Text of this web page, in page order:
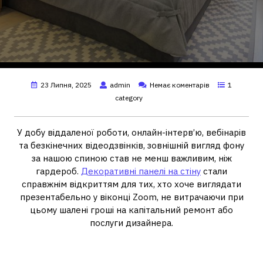
23 Липня, 2025 admin Немає коментарів
1
category
У добу віддаленої роботи, онлайн-інтерв’ю, вебінарів
та безкінечних відеодзвінків, зовнішній вигляд фону
за нашою спиною став не менш важливим, ніж
гардероб. Декоративні панелі на стіну стали
справжнім відкриттям для тих, хто хоче виглядати
презентабельно у віконці Zoom, не витрачаючи при
цьому шалені гроші на капітальний ремонт або
послуги дизайнера.